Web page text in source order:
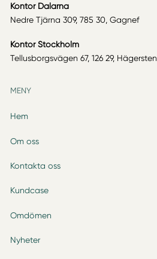
Kontor Dalarna
Nedre Tjärna 309, 785 30, Gagnef
Kontor Stockholm
Tellusborgsvägen 67, 126 29, Hägersten
MENY
Hem
Om oss
Kontakta oss
Kundcase
Omdömen
Nyheter